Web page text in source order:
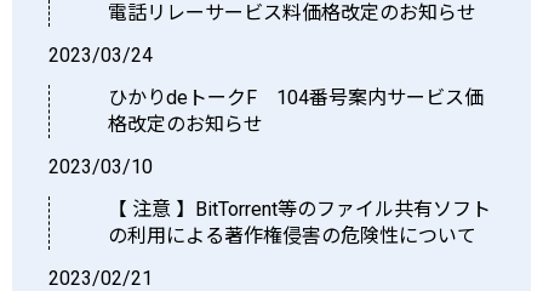
電話リレーサービス料価格改定のお知らせ
2023/03/24
ひかりdeトークF 104番号案内サービス価
格改定のお知らせ
2023/03/10
【 注意 】BitTorrent等のファイル共有ソフト
の利用による著作権侵害の危険性について
2023/02/21